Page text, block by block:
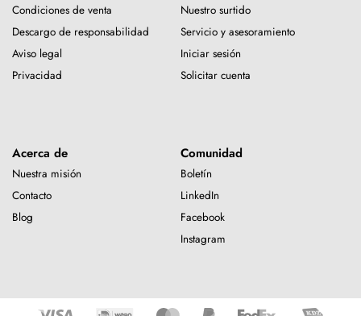
Condiciones de venta
Descargo de responsabilidad
Aviso legal
Privacidad
Nuestro surtido
Servicio y asesoramiento
Iniciar sesión
Solicitar cuenta
Acerca de
Nuestra misión
Contacto
Blog
Comunidad
Boletín
LinkedIn
Facebook
Instagram